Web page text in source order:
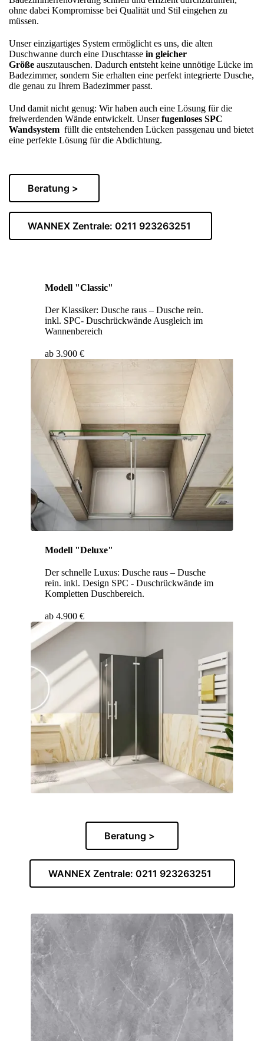
ohne dabei Kompromisse bei Qualität und Stil eingehen zu
müssen.
Unser einzigartiges System ermöglicht es uns, die alten
Duschwanne durch eine Duschtasse in gleicher
Größe auszutauschen. Dadurch entsteht keine unnötige Lücke im
Badezimmer, sondern Sie erhalten eine perfekt integrierte Dusche,
die genau zu Ihrem Badezimmer passt.
Und damit nicht genug: Wir haben auch eine Lösung für die
freiwerdenden Wände entwickelt. Unserfugenloses SPC
Wandsystem füllt die entstehenden Lücken passgenau und bietet
eine perfekte Lösung für die Abdichtung.
Beratung >
WANNEX Zentrale: 0211 923263251
Modell "Classic"
Der Klassiker: Dusche raus – Dusche rein.
inkl. SPC- Duschrückwände Ausgleich im
Wannenbereich
ab 3.900 €
Modell "Deluxe"
Der schnelle Luxus: Dusche raus – Dusche
rein. inkl. Design SPC - Duschrückwände im
Kompletten Duschbereich.
ab 4.900 €
Beratung >
WANNEX Zentrale: 0211 923263251